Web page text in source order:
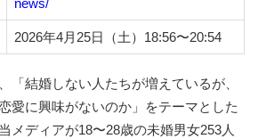
news/
2026年4月25日（土）18:56〜20:54
「結婚しない人たちが増えているが、
愛に興味がないのか」をテーマとした
メディアが18〜28歳の未婚男女253人